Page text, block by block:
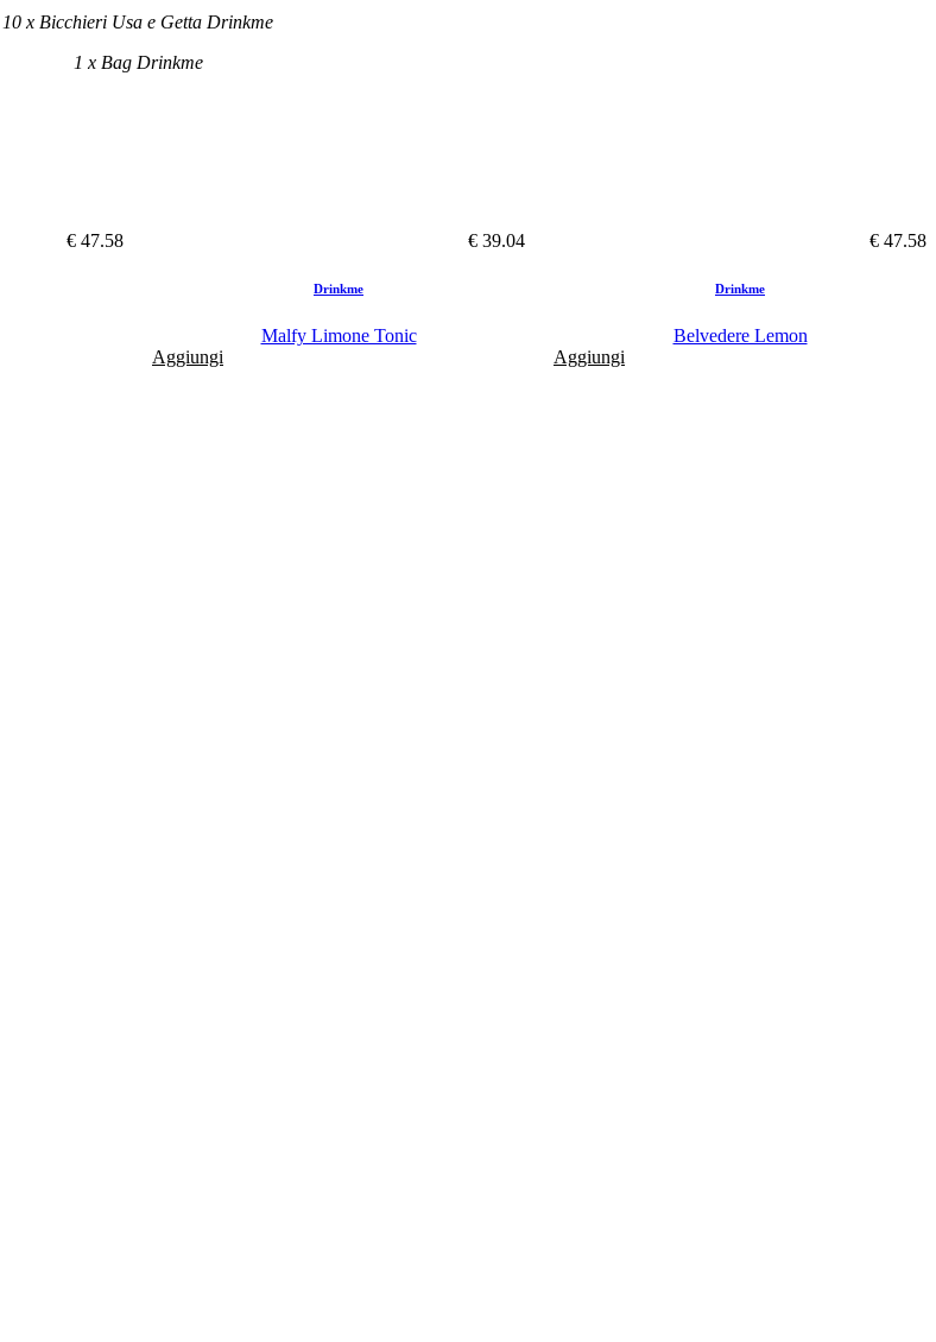
10 x Bicchieri Usa e Getta Drinkme
1 x Bag Drinkme
€ 47.58 € 39.04
Drinkme
Malfy Limone Tonic
Aggiungi
€ 47.58
Drinkme
Belvedere Lemon
Aggiungi